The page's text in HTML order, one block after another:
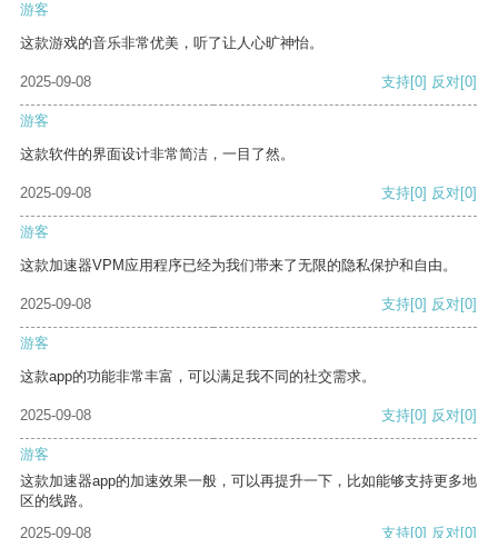
游客
这款游戏的音乐非常优美，听了让人心旷神怡。
2025-09-08 支持[0] 反对[0]
游客
这款软件的界面设计非常简洁，一目了然。
2025-09-08 支持[0] 反对[0]
游客
这款加速器VPM应用程序已经为我们带来了无限的隐私保护和自由。
2025-09-08 支持[0] 反对[0]
游客
这款app的功能非常丰富，可以满足我不同的社交需求。
2025-09-08 支持[0] 反对[0]
游客
这款加速器app的加速效果一般，可以再提升一下，比如能够支持更多地
区的线路。
2025-09-08
支持[0] 反对[0]